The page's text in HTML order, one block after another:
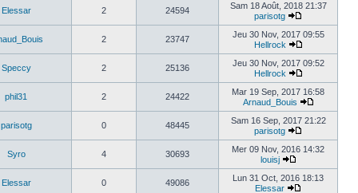
Elessar 2 24594
Sam 18 Août, 2018 21:37
parisotg
2 23747
Jeu 30 Nov, 2017 09:55
Hellrock
Speccy 2 25136
Jeu 30 Nov, 2017 09:52
Hellrock
phil31 2 24422
Mar 19 Sep, 2017 16:58
Arnaud_Bouis
parisotg 0 48445
Sam 16 Sep, 2017 21:22
parisotg
Syro 4 30693
Mer 09 Nov, 2016 14:32
louisj
Elessar 0 49086
Lun 31 Oct, 2016 18:13
Elessar